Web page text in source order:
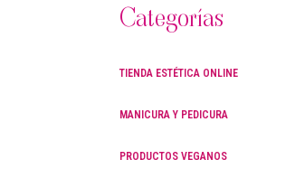
Categorías
TIENDA ESTÉTICA ONLINE
MANICURA Y PEDICURA
PRODUCTOS VEGANOS